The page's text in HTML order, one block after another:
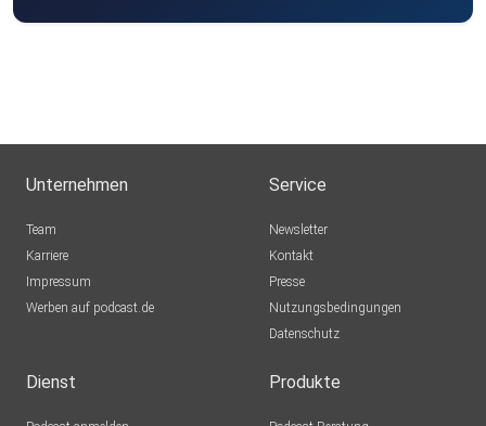
Unternehmen
Team
Karriere
Impressum
Werben auf podcast.de
Service
Newsletter
Kontakt
Presse
Nutzungsbedingungen
Datenschutz
Dienst Produkte